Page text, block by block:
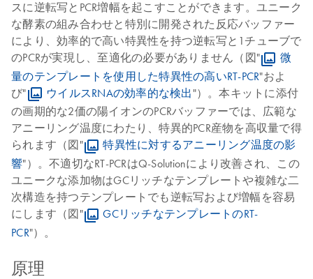
スに逆転写とPCR増幅を起こすことができます。ユニーク
な酵素の組み合わせと特別に開発された反応バッファー
により、効率的で高い特異性を持つ逆転写と1チューブで
のPCRが実現し、至適化の必要がありません（図"
微
量のテンプレートを使用した特異性の高いRT-PCR"およ
び"
ウイルスRNAの効率的な検出 "）。本キットに添付
の画期的な2価の陽イオンのPCRバッファーでは、広範な
アニーリング温度にわたり、特異的PCR産物を高収量で得
られます（図"
特異性に対するアニーリング温度の影
響"）。不適切なRT-PCRはQ-Solutionにより改善され、この
ユニークな添加物はGCリッチなテンプレートや複雑な二
次構造を持つテンプレートでも逆転写および増幅を容易
にします（図"
GCリッチなテンプレートのRT-
PCR"）。
原理